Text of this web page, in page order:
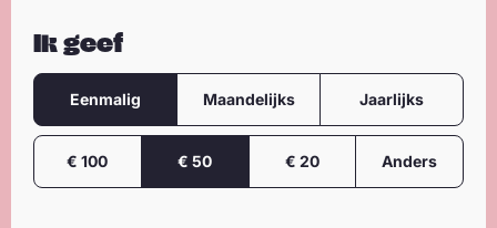
Ik geef
Frequentie
Eenmalig
Maandelijks Jaarlijks
Bedrag
€ 100
€ 50 € 20 Anders